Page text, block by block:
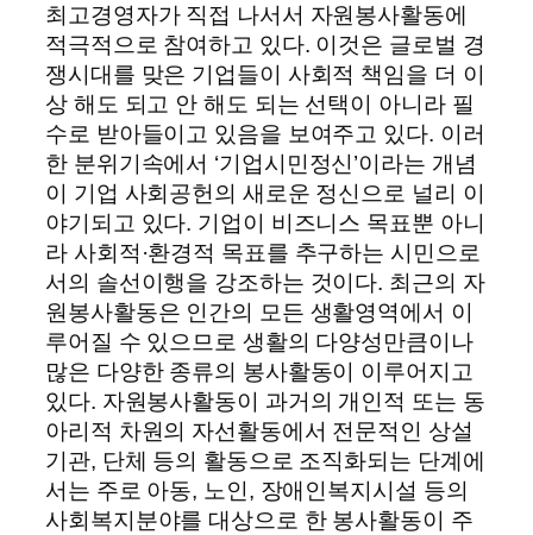
최고경영자가 직접 나서서 자원봉사활동에
적극적으로 참여하고 있다. 이것은 글로벌 경
쟁시대를 맞은 기업들이 사회적 책임을 더 이
상 해도 되고 안 해도 되는 선택이 아니라 필
수로 받아들이고 있음을 보여주고 있다. 이러
한 분위기속에서 ‘기업시민정신’이라는 개념
이 기업 사회공헌의 새로운 정신으로 널리 이
야기되고 있다. 기업이 비즈니스 목표뿐 아니
라 사회적·환경적 목표를 추구하는 시민으로
서의 솔선이행을 강조하는 것이다. 최근의 자
원봉사활동은 인간의 모든 생활영역에서 이
루어질 수 있으므로 생활의 다양성만큼이나
많은 다양한 종류의 봉사활동이 이루어지고
있다. 자원봉사활동이 과거의 개인적 또는 동
아리적 차원의 자선활동에서 전문적인 상설
기관, 단체 등의 활동으로 조직화되는 단계에
서는 주로 아동, 노인, 장애인복지시설 등의
사회복지분야를 대상으로 한 봉사활동이 주